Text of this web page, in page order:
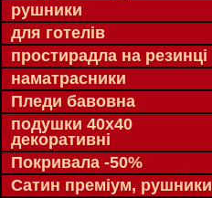
рушники
для готелів
простирадла на резинці
наматрасники
Пледи бавовна
подушки 40х40
декоративні
Покривала -50%
Сатин преміум, рушники